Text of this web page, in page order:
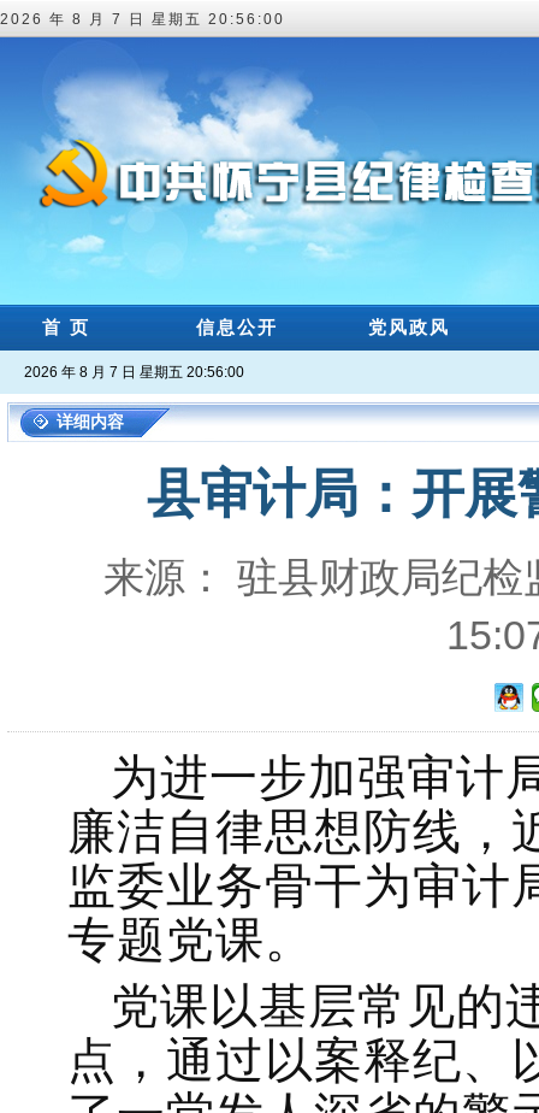
2026 年 8 月 7 日 星期五 20:56:00
首 页 信息公开 党风政风
2026 年 8 月 7 日 星期五 20:56:00
详细内容
县审计局：开展
来源： 驻县财政局纪
为进一步加强审计
廉洁自律思想防线，
监委业务骨干为审计
专题党课。
党课以基层常见的
点，通过以案释纪、